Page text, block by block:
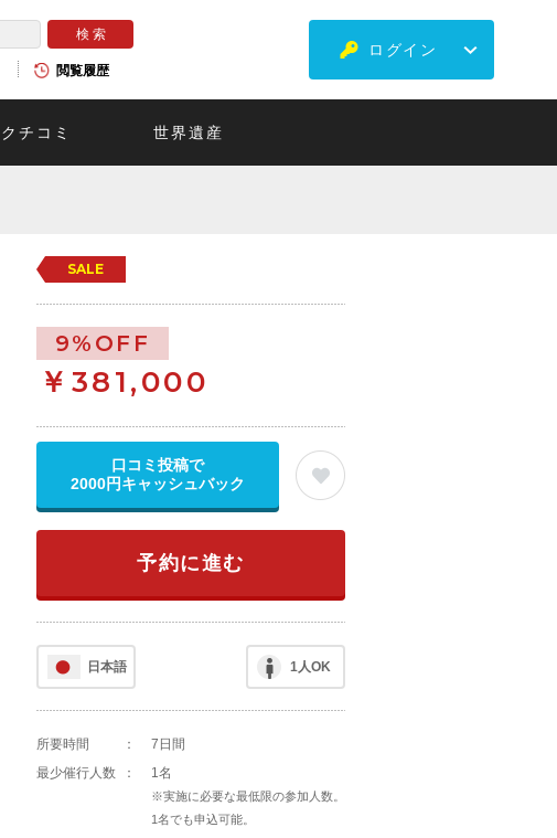
閲覧履歴
ログイン
クチコミ 世界遺産
SALE
9%OFF
￥ 381,000
口コミ投稿で
2000円キャッシュバック
予約に進む
日本語 1人OK
所要時間 ：
7日間
最少催行人数
： 1名
※実施に必要な最低限の参加人数。
1名でも申込可能。